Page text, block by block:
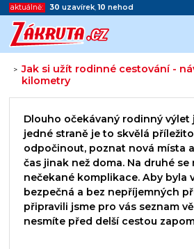
aktuálně: 30 uzavírek,10 nehod
>Jak si užít rodinné cestování -
kilometry
Začátek reklamy
Dlouho očekávaný rodinný výlet
jedné straně je to skvělá
odpočinout, poznat nová místa
čas jinak než doma. Na druhé se
nečekané komplikace. Aby byla
bezpečná a bez nepříjemných
připravili jsme pro vás seznam
nesmíte před delší cestou